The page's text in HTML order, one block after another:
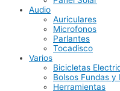
Audio
Auriculares
Microfonos
Parlantes
Tocadisco
Varios
Bicicletas
Bolsos Fundas y
Herramientas